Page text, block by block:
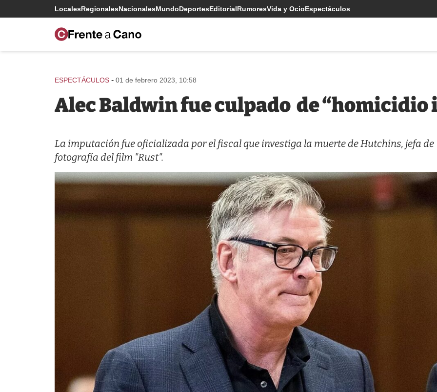
LocalesRegionalesNacionalesMundoDeportesEditorialRumoresVida y OcioEspectáculos
ESPECTÁCULOS - 01 de febrero 2023, 10:58
Alec Baldwin fue culpado de
La imputación fue oficializada por el fiscal que investiga la muerte de Hutchins, jefa de
fotografía del film "Rust".